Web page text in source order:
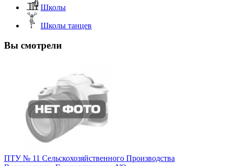
Школы
Школы танцев
Вы смотрели
ПТУ № 11 Сельскохозяйственного Производства